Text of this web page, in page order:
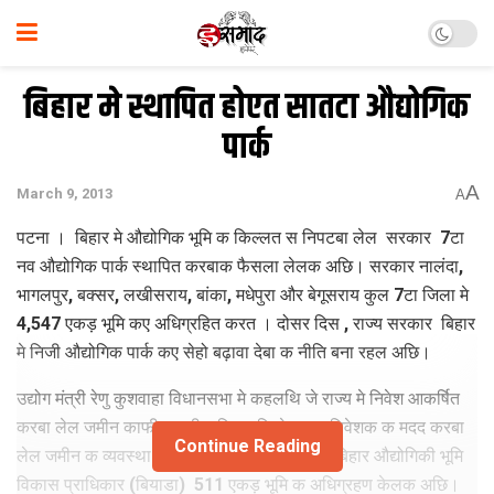
बिहार मे स्थापित होएत सातटा औद्योगिक
पार्क
March 9, 2013 AA
पटना । बिहार मे औद्योगिक भूमि क किल्लत स निपटबा लेल सरकार 7टा
नव औद्योगिक पार्क स्थापित करबाक फैसला लेलक अछि। सरकार नालंदा,
भागलपुर, बक्सर, लखीसराय, बांका, मधेपुरा और बेगूसराय कुल 7टा जिला मे
4,547 एकड़ भूमि कए अधिग्रहित करत । दोसर दिस , राज्य सरकार बिहार
मे निजी औद्योगिक पार्क कए सेहो बढ़ावा देबा क नीति बना रहल अछि।
उद्योग मंत्री रेणु कुशवाहा विधानसभा मे कहलथि जे राज्य मे निवेश आकर्षित
करबा लेल जमीन काफी जरूरी अछि। एहि लेल हम निवेशक क मदद करबा
लेल जमीन क व्‍यवस्‍था क रहल छी। चालू वित्त वर्ष मे बिहार औद्योगिकी भूमि
विकास प्राधिकार (बियाडा) 511 एकड़ भूमि क अधिग्रहण केलक अछि।
Continue Reading